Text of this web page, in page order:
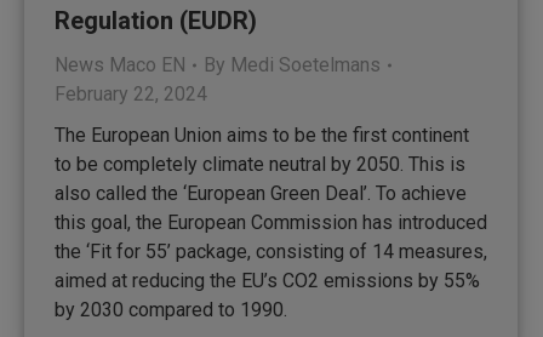
Regulation (EUDR)
News Maco EN By Medi Soetelmans
February 22, 2024
The European Union aims to be the first continent
to be completely climate neutral by 2050. This is
also called the ‘European Green Deal’. To achieve
this goal, the European Commission has introduced
the ‘Fit for 55’ package, consisting of 14 measures,
aimed at reducing the EU’s CO2 emissions by 55%
by 2030 compared to 1990.